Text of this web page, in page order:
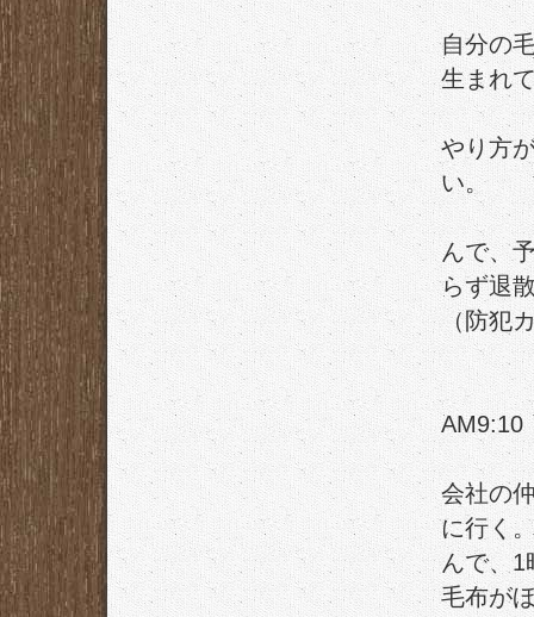
自分の
生まれ
やり方
い。
んで、
らず退
（防犯
AM9:10
会社の
に行く
んで、1
毛布が